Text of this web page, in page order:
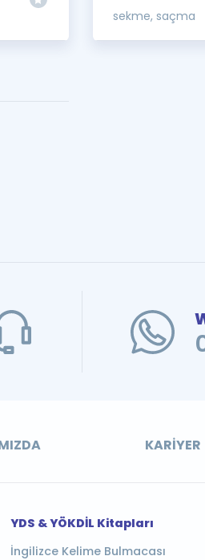
sekme, saçma
KARIYER
YDS & YÖKDİL Kitapları
İngilizce Kelime Bulmacası